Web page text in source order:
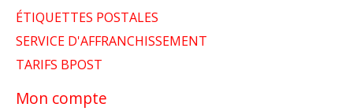
ÉTIQUETTES POSTALES
SERVICE D'AFFRANCHISSEMENT
TARIFS BPOST
Mon compte